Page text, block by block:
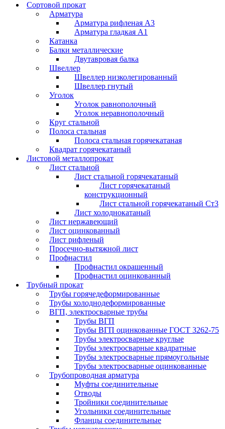
Сортовой прокат
Арматура
Арматура рифленая А3
Арматура гладкая А1
Катанка
Балки металлические
Двутавровая балка
Швеллер
Швеллер низколегированный
Швеллер гнутый
Уголок
Уголок равнополочный
Уголок неравнополочный
Круг стальной
Полоса стальная
Полоса стальная горячекатаная
Квадрат горячекатаный
Листовой металлопрокат
Лист стальной
Лист стальной горячекатаный
Лист горячекатаный
конструкционный
Лист стальной горячекатаный Ст3
Лист холоднокатаный
Лист нержавеющий
Лист оцинкованный
Лист рифленый
Просечно-вытяжной лист
Профнастил
Профнастил окрашенный
Профнастил оцинкованный
Трубный прокат
Трубы горячедеформированные
Трубы холоднодеформированные
ВГП, электросварные трубы
Трубы ВГП
Трубы ВГП оцинкованные ГОСТ 3262-75
Трубы электросварные круглые
Трубы электросварные квадратные
Трубы электросварные прямоугольные
Трубы электросварные оцинкованные
Трубопроводная арматура
Муфты соединительные
Отводы
Тройники соединительные
Угольники соединительные
Фланцы соединительные